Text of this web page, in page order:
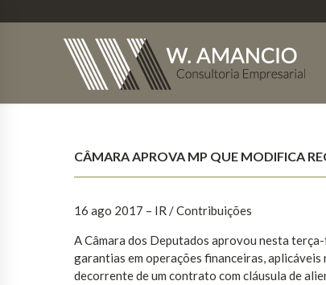
CÂMARA APROVA MP QUE MODIFICA
16 ago 2017 – IR / Contribuições
A Câmara dos Deputados aprovou nesta
garantias em operações financeiras,
decorrente de um contrato com cláusula de